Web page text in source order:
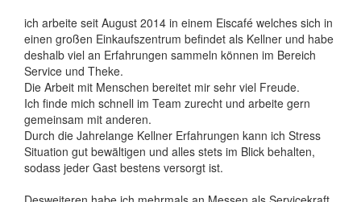
ich arbeite seit August 2014 in einem Eiscafé welches sich in
einen großen Einkaufszentrum befindet als Kellner und habe
deshalb viel an Erfahrungen sammeln können im Bereich
Service und Theke.
Die Arbeit mit Menschen bereitet mir sehr viel Freude.
Ich finde mich schnell im Team zurecht und arbeite gern
gemeinsam mit anderen.
Durch die Jahrelange Kellner Erfahrungen kann ich Stress
Situation gut bewältigen und alles stets im Blick behalten,
sodass jeder Gast bestens versorgt ist.